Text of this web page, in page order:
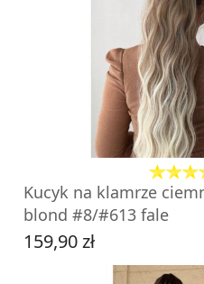
ZOBACZ
Kucyk na klamrze
blond #8/#613 fale
Cena
159,90 zł